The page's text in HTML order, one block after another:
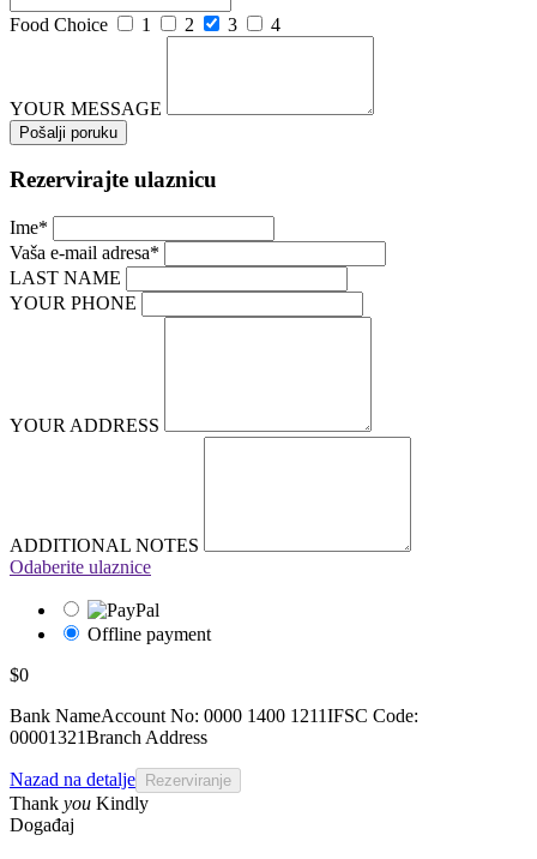
Food Choice 1 2 3 4
YOUR MESSAGE
Rezervirajte ulaznicu
Ime*
Vaša e-mail adresa*
LAST NAME
YOUR PHONE
YOUR ADDRESS
ADDITIONAL NOTES
Odaberite ulaznice
Offline payment
$0
Bank NameAccount No: 0000 1400 1211IFSC Code:
00001321Branch Address
Nazad na detalje
Thank you Kindly
Događaj